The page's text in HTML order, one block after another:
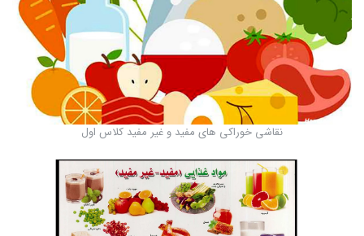
نقاشی خوراکی های مفید و غیر مفید کلاس اول